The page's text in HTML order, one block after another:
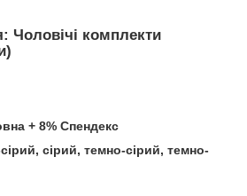
Чоловічі комплекти
+ 8% Спендекс
сірий, темно-сірий, темно-